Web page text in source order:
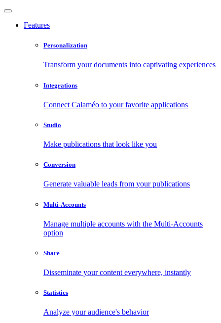
Features
Personalization
Transform your documents into captivating experiences
Integrations
Connect Calaméo to your favorite applications
Studio
Make publications that look like you
Conversion
Generate valuable leads from your publications
Multi-Accounts
Manage multiple accounts with the Multi-Accounts
option
Share
Disseminate your content everywhere, instantly
Statistics
Analyze your audience's behavior